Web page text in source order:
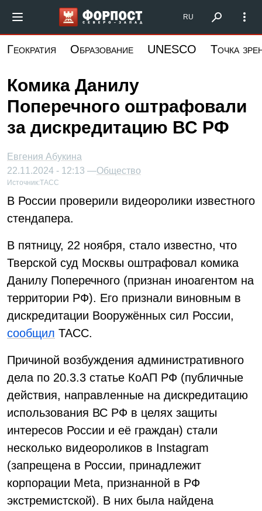
основному
Форпост Северо-Запад
RU
Геократия Образование UNESCO Точка
Комика Данилу
Поперечного оштрафовали
за дискредитацию ВС РФ
Евгения Абукина
22.11.2024 - 12:13 —Общество
Источник:ТАСС
В России проверили видеоролики известного
стендапера.
В пятницу, 22 ноября, стало известно, что
Тверской суд Москвы оштрафовал комика
Данилу Поперечного (признан иноагентом на
территории РФ). Его признали виновным в
дискредитации Вооружённых сил России,
сообщил ТАСС.
Причиной возбуждения административного
дела по 20.3.3 статье КоАП РФ (публичные
действия, направленные на дискредитацию
использования ВС РФ в целях защиты
интересов России и её граждан) стали
несколько видеороликов в Instagram
(запрещена в России, принадлежит
корпорации Meta, признанной в РФ
экстремистской). В них была найдена